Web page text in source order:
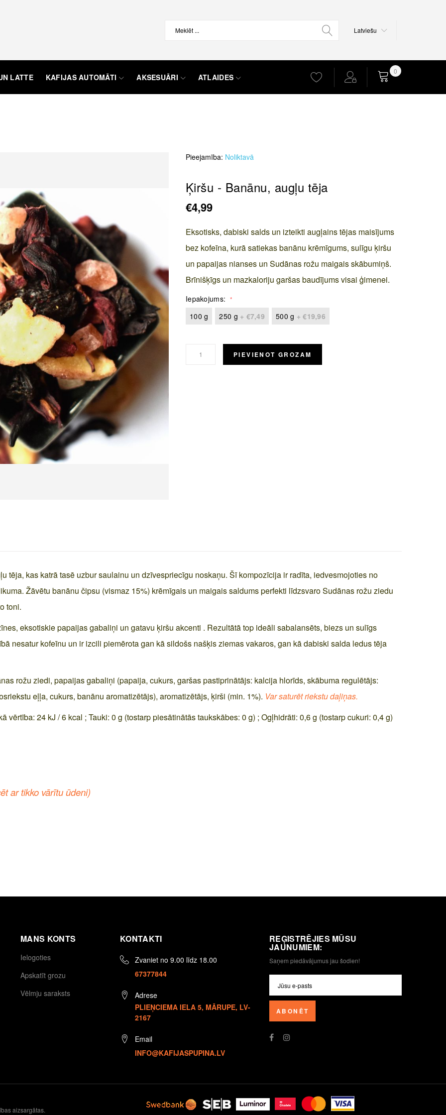
Valoda
Latviešu
LATTE KAFIJAS AUTOMĀTI AKSESUĀRI ATLAIDES
0
Pieejamība: Noliktavā
Ķiršu - Banānu, augļu tēja
€4,99
Eksotisks, dabiski salds un izteikti augļains tējas maisījums
bez kofeīna, kurā satiekas banānu krēmīgums, sulīgu ķiršu
un papaijas nianses un Sudānas rožu maigais skābumiņš.
Brīnišķīgs un mazkaloriju garšas baudījums visai ģimenei.
Iepakojums
100 g
250 g + €7,49 500 g +€19,96
PIEVIENOT GROZAM
tēja, kas katrā tasē uzbur saulainu un dzīvespriecīgu noskaņu. Šī kompozīcija ir radīta, iedvesmojoties no
Žāvētu banānu čipsu (vismaz 15%) krēmīgais un maigais saldums perfekti līdzsvaro Sudānas rožu ziedu
toni.
eksotiskie papaijas gabaliņi un gatavu ķiršu akcenti . Rezultātā top ideāli sabalansēts, biezs un sulīgs
nesatur kofeīnu un ir izcili piemērota gan kā sildošs našķis ziemas vakaros, gan kā dabiski salda ledus tēja
rožu ziedi, papaijas gabaliņi (papaija, cukurs, garšas pastiprinātājs: kalcija hlorīds, skābuma regulētājs:
eļļa, cukurs, banānu aromatizētājs), aromatizētājs, ķirši (min. 1%). Var saturēt riekstu daļiņas.
vērtība: 24 kJ / 6 kcal ; Tauki: 0 g (tostarp piesātinātās taukskābes: 0 g) ; Ogļhidrāti: 0,6 g (tostarp cukuri: 0,4 g)
ar tikko vārītu ūdeni)
MANS KONTS
Ielogoties
Apskatīt grozu
Vēlmju saraksts
KONTAKTI
Zvaniet no 9.00 līdz 18.00
67377844
Adrese
PLIEŅCIEMA IELA 5, MĀRUPE, LV-
2167
Email
INFO@KAFIJASPUPINA.LV
REĢISTRĒJIES MŪSU
JAUNUMIEM:
Saņem piedāvājumus jau šodien!
ABONĒT
aizsargātas.